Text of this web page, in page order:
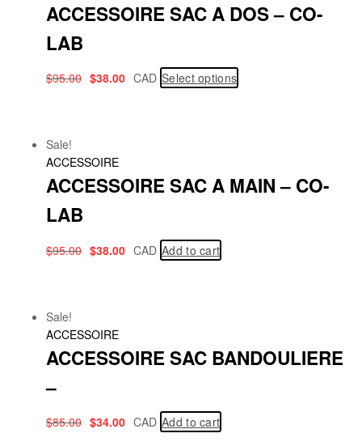
ACCESSOIRE SAC A DOS – CO-
LAB
$95.00 $38.00 CAD Select options
Sale!
ACCESSOIRE
ACCESSOIRE SAC A MAIN – CO-
LAB
$95.00 $38.00 CAD Add to cart
Sale!
ACCESSOIRE
ACCESSOIRE SAC BANDOULIERE
–
$85.00 $34.00 CAD Add to cart